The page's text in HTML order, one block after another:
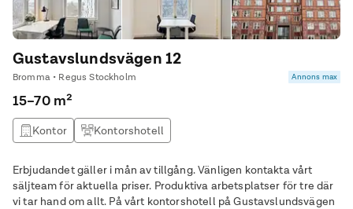
Gustavslundsvägen 12
Bromma • Regus Stockholm Annons max
15–70 m²
Kontor Kontorshotell
Erbjudandet gäller i mån av tillgång. Vänligen kontakta vårt
säljteam för aktuella priser. Produktiva arbetsplatser för tre där
vi tar hand om allt. På vårt kontorshotell på Gustavslundsvägen